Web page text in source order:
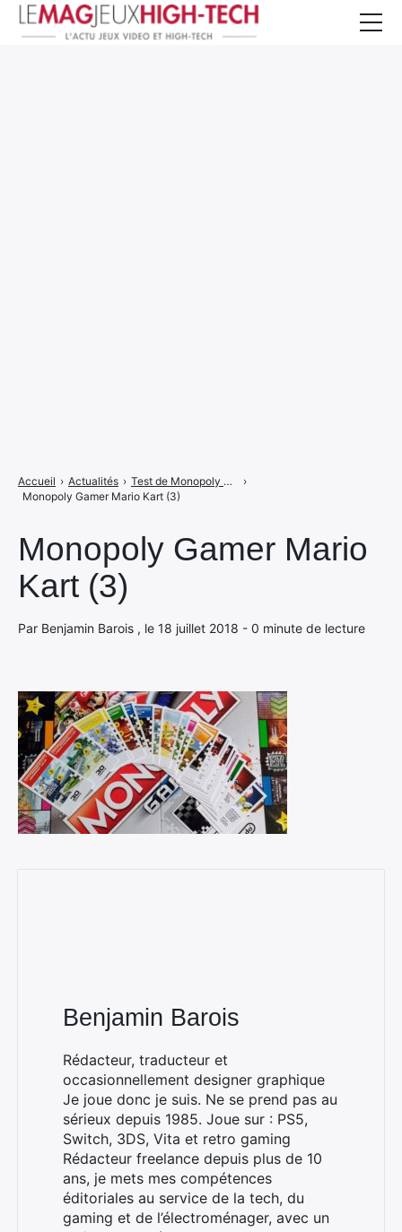
Monopoly Gamer Mario
Kart (3)
Par Benjamin Barois , le 18 juillet 2018 - 0 minute de lecture
Accueil › Actualités › Test de Monopoly Gamer Mario Kart : le jeu de kart servi sur un plateau
›
Monopoly Gamer Mario Kart (3)
Benjamin Barois
Rédacteur, traducteur et
occasionnellement designer graphique
Je joue donc je suis. Ne se prend pas au
sérieux depuis 1985. Joue sur : PS5,
Switch, 3DS, Vita et retro gaming
Rédacteur freelance depuis plus de 10
ans, je mets mes compétences
éditoriales au service de la tech, du
gaming et de l’électroménager, avec un